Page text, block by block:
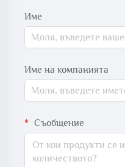
Име
Име на компанията
Съобщение